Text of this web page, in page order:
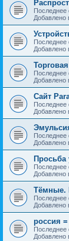
Последнее
Последнее
Последнее
Сайт
Последнее
Последнее
Просьба
Последнее
Тёмные.
Последнее
россия
Последнее